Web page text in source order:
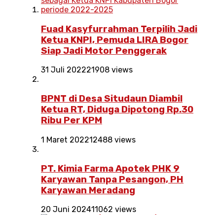
Fuad Kasyfurrahman Terpilih Jadi
Ketua KNPI, Pemuda LIRA Bogor
Siap Jadi Motor Penggerak
31 Juli 202221908 views
BPNT di Desa Situdaun Diambil
Ketua RT, Diduga Dipotong Rp.30
Ribu Per KPM
1 Maret 202212488 views
PT. Kimia Farma Apotek PHK 9
Karyawan Tanpa Pesangon, PH
Karyawan Meradang
20 Juni 202411062 views